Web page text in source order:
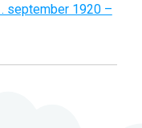
september 1920 –